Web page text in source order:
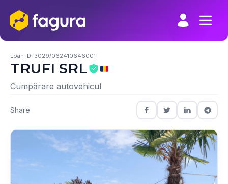
content
Loan ID: 3029/062410646001
TRUFI SRL
Cumpărare autovehicul
Share